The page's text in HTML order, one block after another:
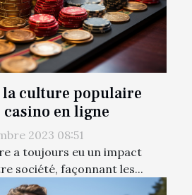
culture populaire
en ligne
2023 08:51
a toujours eu un impact
société, façonnant les...